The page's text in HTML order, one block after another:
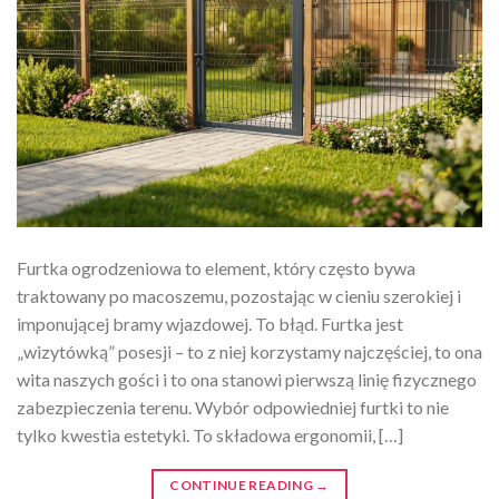
Furtka ogrodzeniowa to element, który często bywa
traktowany po macoszemu, pozostając w cieniu szerokiej i
imponującej bramy wjazdowej. To błąd. Furtka jest
„wizytówką” posesji – to z niej korzystamy najczęściej, to ona
wita naszych gości i to ona stanowi pierwszą linię fizycznego
zabezpieczenia terenu. Wybór odpowiedniej furtki to nie
tylko kwestia estetyki. To składowa ergonomii, […]
CONTINUE READING →